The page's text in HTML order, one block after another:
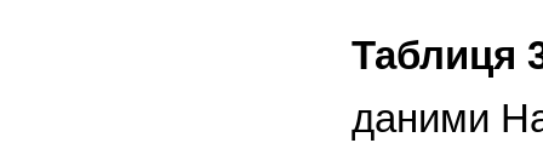
Таблиця
даними